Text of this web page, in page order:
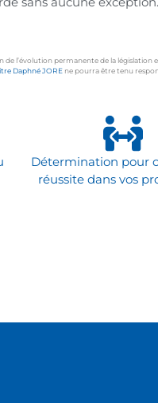
de l’évolution permanente de la
Daphné JORE ne pourra être tenu
Détermination pour
réussite dans vos